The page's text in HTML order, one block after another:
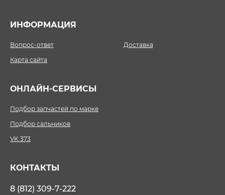
ИНФОРМАЦИЯ
Вопрос-ответ
Доставка
Карта сайта
ОНЛАЙН-СЕРВИСЫ
Подбор запчастей по марке
Подбор сальников
VK 373
КОНТАКТЫ
8 (812) 309-7-222